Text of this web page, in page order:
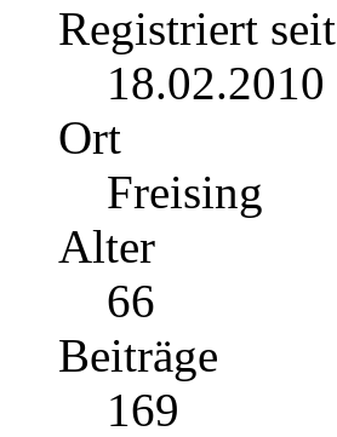
Registriert seit
18.02.2010
Ort
Freising
Alter
66
Beiträge
169